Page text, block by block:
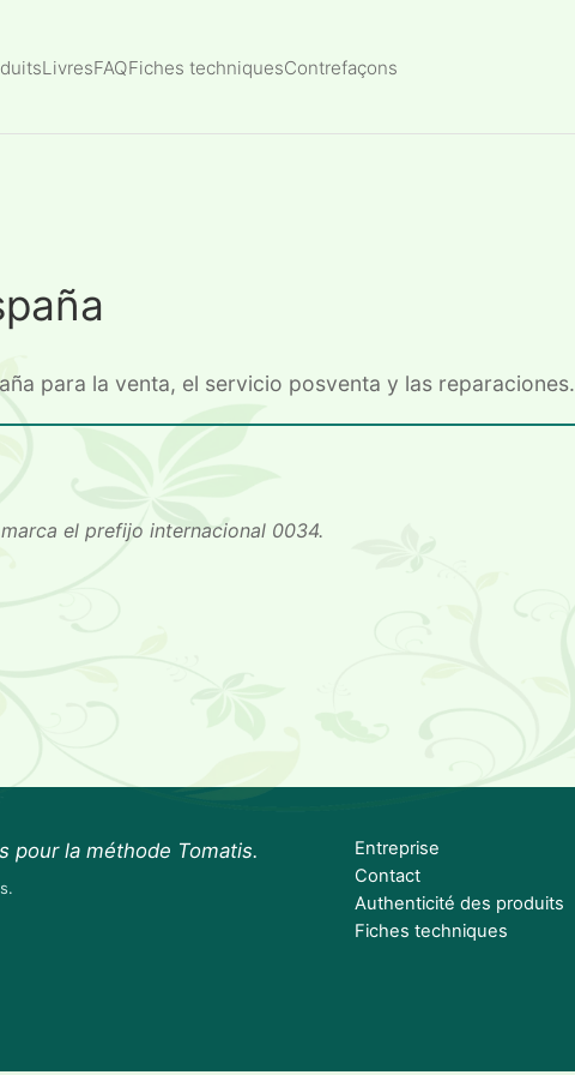
LivresFAQFiches techniquesContrefaçons
para la venta, el servicio posventa y las reparaciones.
el prefijo internacional 0034.
pour la méthode Tomatis.
Entreprise
Contact
Authenticité des produits
Fiches techniques